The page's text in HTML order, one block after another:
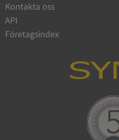
Kontakta oss
API
Företagsindex
ASP.NET_SessionId